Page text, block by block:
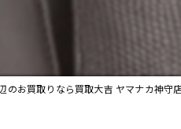
生前整理・遺品整理・終活
のお買取りなら買取大吉 ヤマナカ神守